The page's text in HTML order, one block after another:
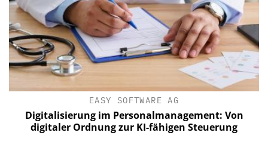
EASY SOFTWARE AG
Digitalisierung im Personalmanagement: Von
digitaler Ordnung zur KI-fähigen Steuerung